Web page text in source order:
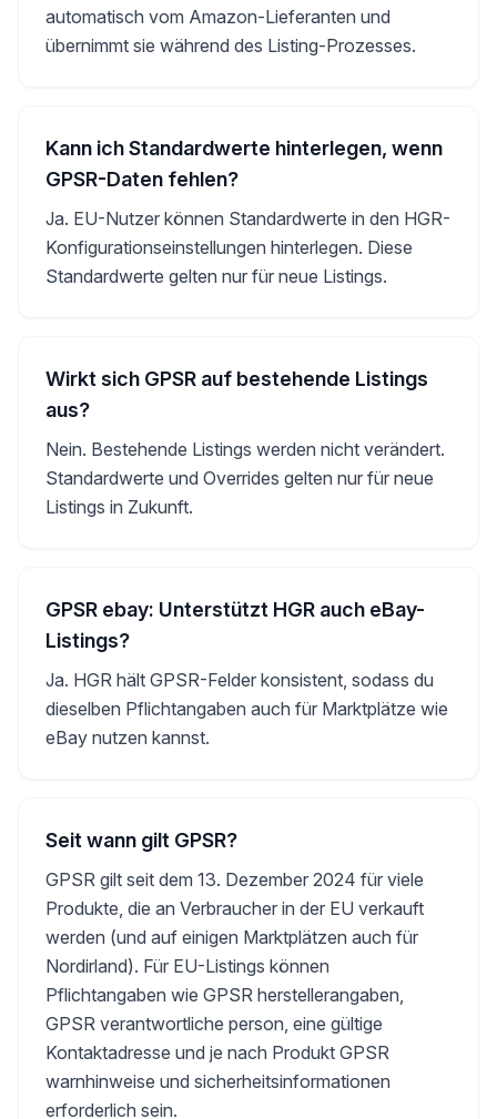
automatisch vom Amazon-Lieferanten und
übernimmt sie während des Listing-Prozesses.
Kann ich Standardwerte hinterlegen, wenn
GPSR-Daten fehlen?
Ja. EU-Nutzer können Standardwerte in den HGR-
Konfigurationseinstellungen hinterlegen. Diese
Standardwerte gelten nur für neue Listings.
Wirkt sich GPSR auf bestehende Listings
aus?
Nein. Bestehende Listings werden nicht verändert.
Standardwerte und Overrides gelten nur für neue
Listings in Zukunft.
GPSR ebay: Unterstützt HGR auch eBay-
Listings?
Ja. HGR hält GPSR-Felder konsistent, sodass du
dieselben Pflichtangaben auch für Marktplätze wie
eBay nutzen kannst.
Seit wann gilt GPSR?
GPSR gilt seit dem 13. Dezember 2024 für viele
Produkte, die an Verbraucher in der EU verkauft
werden (und auf einigen Marktplätzen auch für
Nordirland). Für EU-Listings können
Pflichtangaben wie GPSR herstellerangaben,
GPSR verantwortliche person, eine gültige
Kontaktadresse und je nach Produkt GPSR
warnhinweise und sicherheitsinformationen
erforderlich sein.